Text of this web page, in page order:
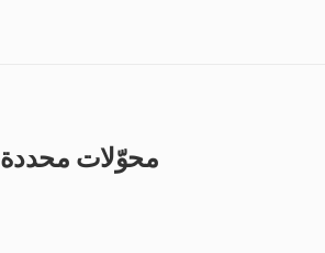
محوّلات محددة